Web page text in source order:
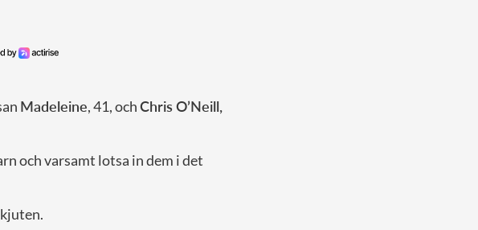
Madeleine, 41, ochChris O’Neill,
och varsamt lotsa in dem i det